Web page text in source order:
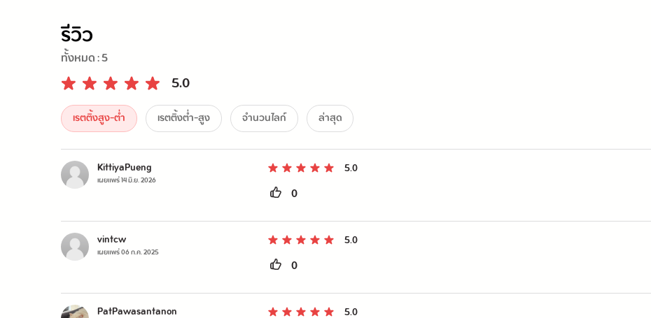
รีวิว
ทั้งหมด :5
5.0
เรตติ้งสูง-ต่ำ เรตติ้งต่ำ-สูง จำนวนไลก์ ล่าสุด
KittiyaPueng
เผยแพร่14 มิ.ย. 2026
5.0
0
vintcw
เผยแพร่06 ก.ค. 2025
5.0
0
PatPawasantanon 5.0